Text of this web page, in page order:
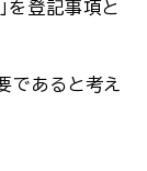
を登記事項と
であると考え